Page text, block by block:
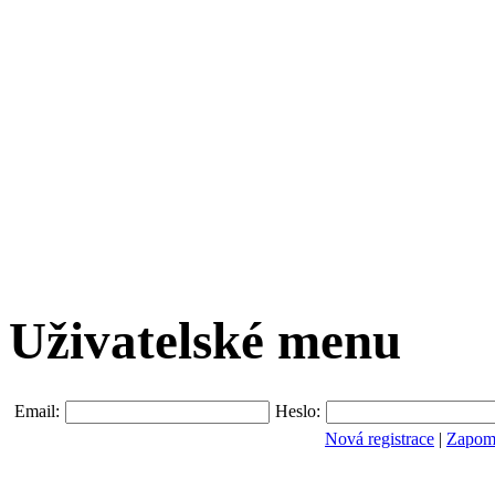
Uživatelské menu
Email:
Heslo:
Nová registrace |